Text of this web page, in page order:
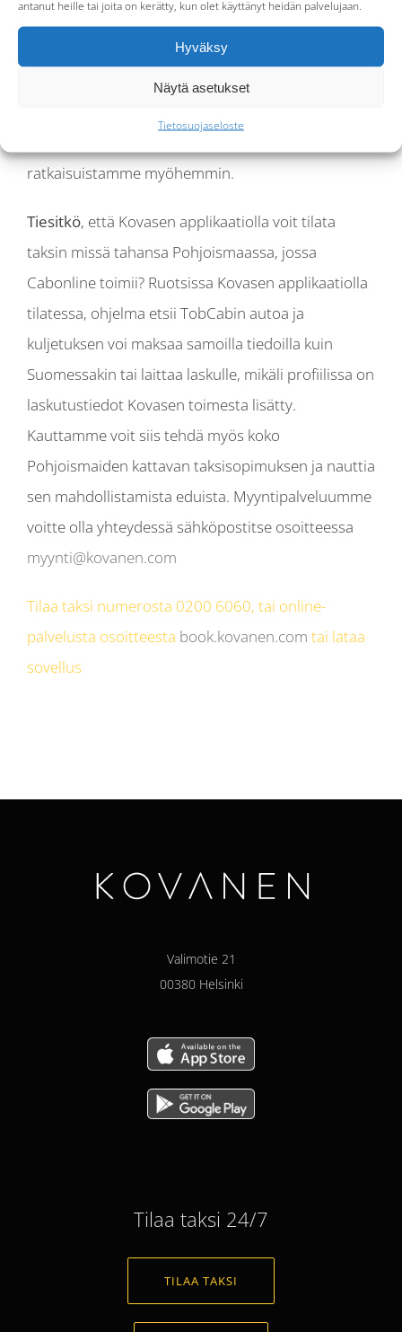
antanut heille tai joita on kerätty, kun olet käyttänyt heidän palvelujaan.
Hyväksy
Näytä asetukset
Tietosuojaseloste
suunnata ruudulle ja energia ja tunnelma oli
käsinkosketeltavaa. Ja tottakai kaikille oli hankittu
ratkaisuistamme myöhemmin.
Tiesitkö, että Kovasen applikaatiolla voit tilata
taksin missä tahansa Pohjoismaassa, jossa
Cabonline toimii? Ruotsissa Kovasen applikaatiolla
tilatessa, ohjelma etsii TobCabin autoa ja
kuljetuksen voi maksaa samoilla tiedoilla kuin
Suomessakin tai laittaa laskulle, mikäli profiilissa on
laskutustiedot Kovasen toimesta lisätty.
Kauttamme voit siis tehdä myös koko
Pohjoismaiden kattavan taksisopimuksen ja nauttia
sen mahdollistamista eduista. Myyntipalveluumme
voitte olla yhteydessä sähköpostitse osoitteessa
myynti@kovanen.com
Tilaa taksi numerosta 0200 6060, tai online-
palvelusta osoitteesta book.kovanen.com tai lataa
sovellus
Valimotie 21
00380 Helsinki
Tilaa taksi 24/7
TILAA TAKSI